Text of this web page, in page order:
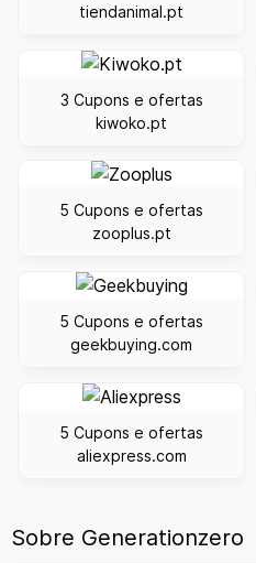
tiendanimal.pt
3 Cupons e ofertas
kiwoko.pt
5 Cupons e ofertas
zooplus.pt
5 Cupons e ofertas
geekbuying.com
5 Cupons e ofertas
aliexpress.com
Sobre Generationzero